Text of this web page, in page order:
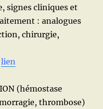
signes cliniques et
: analogues
chirurgie,
lien
(hémostase
thrombose)